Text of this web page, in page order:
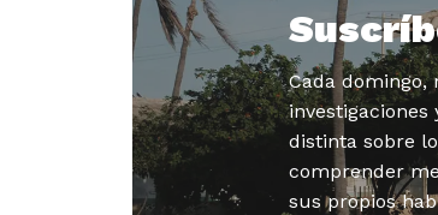
Cada
distinta sobre
comprender
sus propios